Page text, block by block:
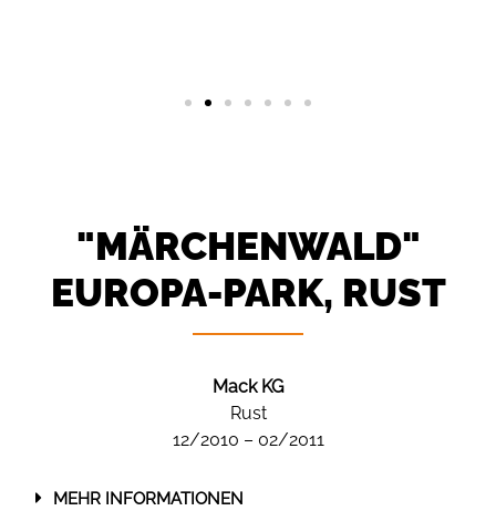
"MÄRCHEN­WALD"
EUROPA-PARK, RUST
Mack KG
Rust
12/2010 – 02/2011
MEHR INFORMATIONEN